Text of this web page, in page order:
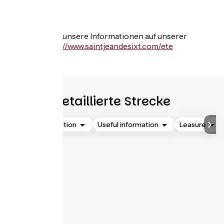
Finden Sie alle unsere Informationen auf unserer
https://www.saintjeandesixt.com/ete
Detaillierte Strecke
Accommodation Useful information Leasure